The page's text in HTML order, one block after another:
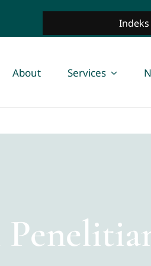
Indeks Integritas
About Services